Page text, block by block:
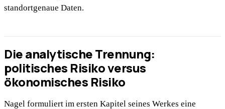
standortgenaue Daten.
Die analytische Trennung:
politisches Risiko versus
ökonomisches Risiko
Nagel formuliert im ersten Kapitel seines Werkes eine